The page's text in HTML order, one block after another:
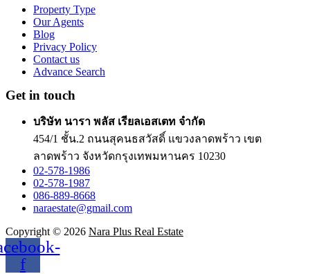
Property Type
Our Agents
Blog
Privacy Policy
Contact us
Advance Search
Get in touch
บริษัท นารา พลัส เรียลเอสเตท จำกัด
454/1 ชั้น.2 ถนนสุคนธสวัสดิ์ แขวงลาดพร้าว เขต
ลาดพร้าว จังหวัดกรุงเทพมหานคร 10230
02-578-1986
02-578-1987
086-889-8668
naraestate@gmail.com
Copyright © 2026 Nara Plus Real Estate
f